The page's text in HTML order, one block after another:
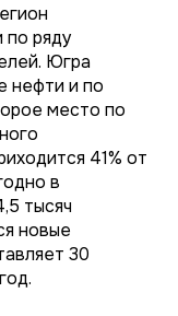
ряду
Югра
нефти и по
место по
41% от
в
тысяч
новые
30